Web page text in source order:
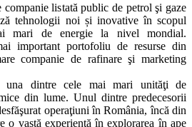
listată public de petrol şi gaze
tehnologii noi și inovative în scopul
mari de energie la nivel mondial.
important portofoliu de resurse din
companie de rafinare şi marketing
una dintre cele mai mari unităţi de
din lume. Unul dintre predecesorii
operaţiuni în România, încă din
o vastă experienţă în explorarea în ape